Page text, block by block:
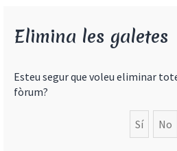
Elimina les galetes
Esteu segur que voleu eliminar
fòrum?